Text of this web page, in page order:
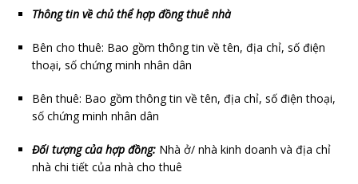
Thông tin về chủ thể hợp đồng thuê nhà
Bên cho thuê: Bao gồm thông tin về tên, địa chỉ, số điện
thoại, số chứng minh nhân dân
Bên thuê: Bao gồm thông tin về tên, địa chỉ, số điện thoại,
số chứng minh nhân dân
Đối tượng của hợp đồng: Nhà ở/ nhà kinh doanh và địa chỉ
nhà chi tiết của nhà cho thuê